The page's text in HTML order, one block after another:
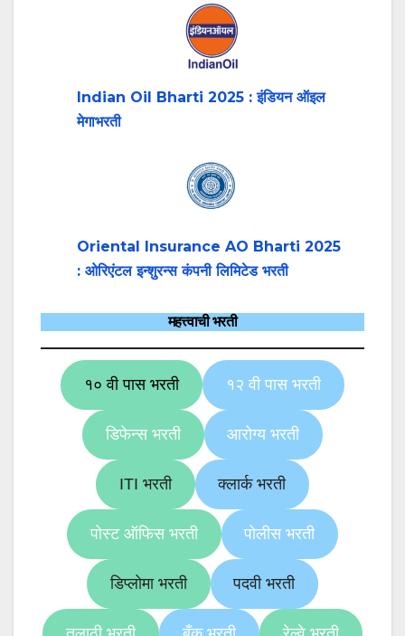
Indian Oil Bharti 2025 : इंडियन ऑइल
मेगाभरती
Oriental Insurance AO Bharti 2025
: ओरिएंटल इन्शुरन्स कंपनी लिमिटेड भरती
महत्त्वाची भरती
१० वी पास भरती १२ वी पास भरती
डिफेन्स भरती आरोग्य भरती
ITI भरती क्लार्क भरती
पोस्ट ऑफिस भरती पोलीस भरती
डिप्लोमा भरती पदवी भरती